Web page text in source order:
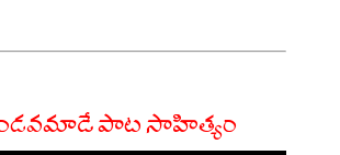
పాట సాహిత్యం